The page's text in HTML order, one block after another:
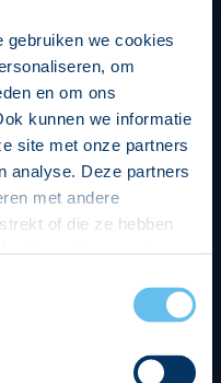
gebruiken we cookies
om
en om ons
kunnen we informatie
site met onze partners
analyse. Deze partners
met andere
of die ze hebben
kunt je toestemming
pagina.